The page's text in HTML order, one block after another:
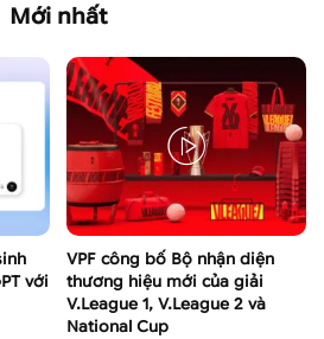
Mới nhất
với
VPF công bố Bộ nhận diện
thương hiệu mới của giải
V.League 1, V.League 2 và
National Cup